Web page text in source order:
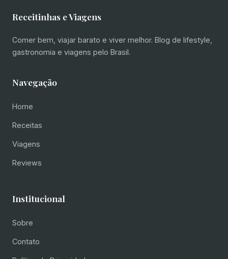
Receitinhas e Viagens
Comer bem, viajar barato e viver melhor. Blog de lifestyle,
gastronomia e viagens pelo Brasil.
Navegação
Home
Receitas
Viagens
Reviews
Institucional
Sobre
Contato